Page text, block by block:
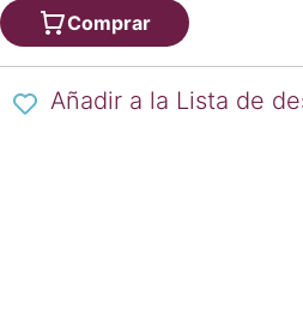
Comprar
Añadir a la Lista de